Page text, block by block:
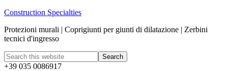
Construction Specialties
Protezioni murali | Coprigiunti per giunti di dilatazione | Zerbini
tecnici d'ingresso
+39 035 0086917